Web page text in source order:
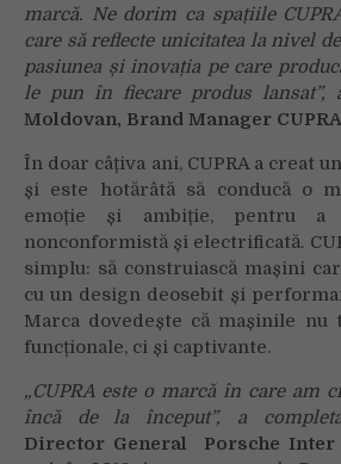
marcă. Ne dorim ca spațiile
care să reflecte unicitatea la nivel
pasiunea și inovația pe care
le pun în fiecare produs lansat”,
Moldovan, Brand Manager
În doar câțiva ani, CUPRA a creat
și este hotărâtă să conducă o
emoție și ambiție, pentru a
nonconformistă și electrificată.
simplu: să construiască mașini
cu un design deosebit și
Marca dovedește că mașinile nu
funcționale, ci și captivante.
„CUPRA este o marcă în care am
încă de la început”, a
Director General Porsche Inter